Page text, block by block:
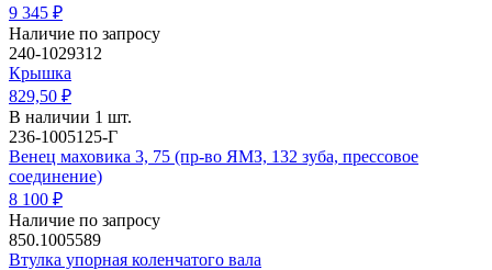
9 345 ₽
Наличие по запросу
240-1029312
Крышка
829,50 ₽
В наличии 1 шт.
236-1005125-Г
Венец маховика 3, 75 (пр-во ЯМЗ, 132 зуба, прессовое
соединение)
8 100 ₽
Наличие по запросу
850.1005589
Втулка упорная коленчатого вала